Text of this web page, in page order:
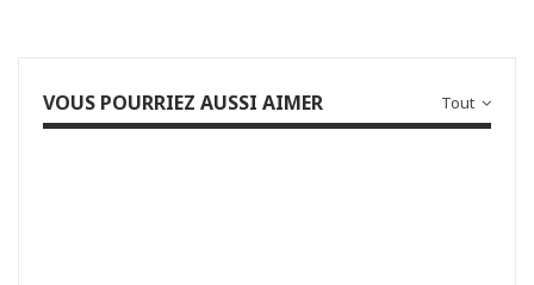
Tout
VOUS POURRIEZ AUSSI AIMER